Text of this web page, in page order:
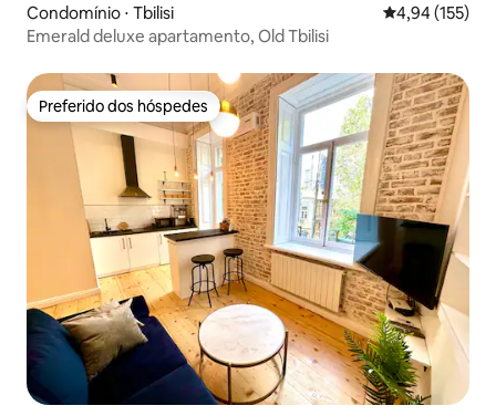
Condomínio ⋅ Tbilisi 4,94 de uma
4,94 (155)
Emerald deluxe apartamento, Old Tbilisi
Preferido dos hóspedes
Preferido dos hóspedes